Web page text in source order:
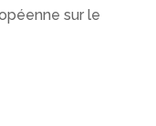
sur le